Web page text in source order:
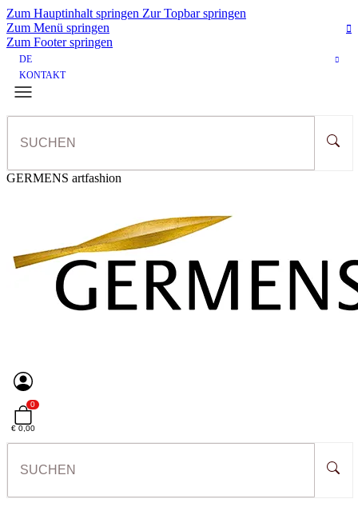
Zum Hauptinhalt springen Zur Topbar springen
Zum Menü springen
Zum Footer springen
DE
KONTAKT
GERMENS artfashion
0
€ 0,00